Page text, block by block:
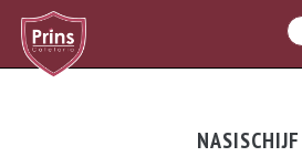
NASISCHIJF